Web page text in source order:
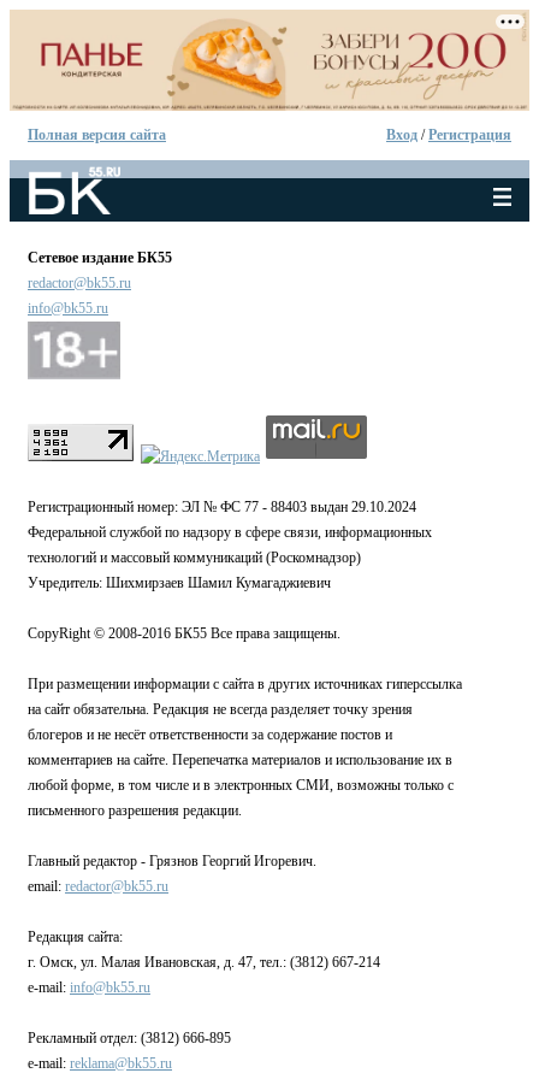
Полная версия сайта Вход /Регистрация
Сетевое издание БК55
redactor@bk55.ru
info@bk55.ru
Регистрационный номер: ЭЛ № ФС 77 - 88403 выдан 29.10.2024
Федеральной службой по надзору в сфере связи, информационных
технологий и массовый коммуникаций (Роскомнадзор)
Учредитель: Шихмирзаев Шамил Кумагаджиевич
CopyRight © 2008-2016 БК55 Все права защищены.
При размещении информации с сайта в других источниках гиперссылка
на сайт обязательна. Редакция не всегда разделяет точку зрения
блогеров и не несёт ответственности за содержание постов и
комментариев на сайте. Перепечатка материалов и использование их в
любой форме, в том числе и в электронных СМИ, возможны только с
письменного разрешения редакции.
Главный редактор - Грязнов Георгий Игоревич.
email: redactor@bk55.ru
Редакция сайта:
г. Омск, ул. Малая Ивановская, д. 47, тел.: (3812) 667-214
e-mail: info@bk55.ru
Рекламный отдел: (3812) 666-895
e-mail: reklama@bk55.ru